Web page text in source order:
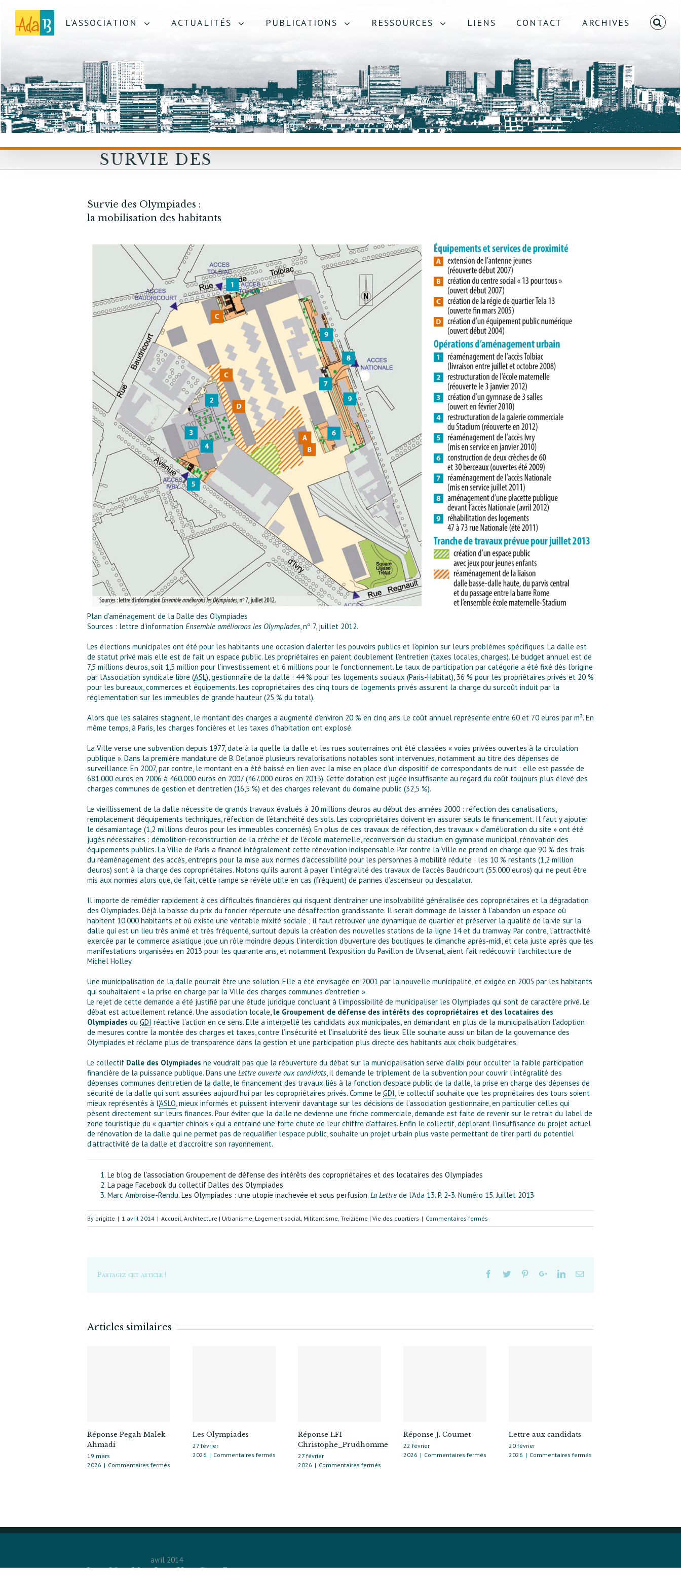
L’ASSOCIATION ACTUALITÉS PUBLICATIONS RESSOURCES LIENS CONTACT ARCHIVES
SURVIE DES
LA MOBILISATION DES
HABITANTS
Survie des Olympiades :
la mobilisation des habitants
Plan d’aménagement de la Dalle des Olympiades
Sources : lettre d’information Ensemble améliorons les Olympiades , nº 7, juillet 2012.
Les élections municipales ont été pour les habitants une occasion d’alerter les pouvoirs publics et l’opinion sur leurs problèmes spécifiques. La dalle est
de statut privé mais elle est de fait un espace public. Les propriétaires en paient doublement l’entretien (taxes locales, charges). Le budget annuel est de
7,5 millions d’euros, soit 1,5 million pour l’investissement et 6 millions pour le fonctionnement. Le taux de participation par catégorie a été fixé dès l’origine
par l’Association syndicale libre (ASL), gestionnaire de la dalle : 44 % pour les logements sociaux (Paris-Habitat), 36 % pour les propriétaires privés et 20 %
pour les bureaux, commerces et équipements. Les copropriétaires des cinq tours de logements privés assurent la charge du surcoût induit par la
réglementation sur les immeubles de grande hauteur (25 % du total).
Alors que les salaires stagnent, le montant des charges a augmenté d’environ 20 % en cinq ans. Le coût annuel représente entre 60 et 70 euros par m². En
même temps, à Paris, les charges foncières et les taxes d’habitation ont explosé.
La Ville verse une subvention depuis 1977, date à la quelle la dalle et les rues souterraines ont été classées « voies privées ouvertes à la circulation
publique ». Dans la première mandature de B. Delanoë plusieurs revalorisations notables sont intervenues, notamment au titre des dépenses de
surveillance. En 2007, par contre, le montant en a été baissé en lien avec la mise en place d’un dispositif de correspondants de nuit : elle est passée de
681.000 euros en 2006 à 460.000 euros en 2007 (467.000 euros en 2013). Cette dotation est jugée insuffisante au regard du coût toujours plus élevé des
charges communes de gestion et d’entretien (16,5 %) et des charges relevant du domaine public (32,5 %).
Le vieillissement de la dalle nécessite de grands travaux évalués à 20 millions d’euros au début des années 2000 : réfection des canalisations,
remplacement d’équipements techniques, réfection de l’étanchéité des sols. Les copropriétaires doivent en assurer seuls le financement. Il faut y ajouter
le désamiantage (1,2 millions d’euros pour les immeubles concernés). En plus de ces travaux de réfection, des travaux « d’amélioration du site » ont été
jugés nécessaires : démolition-reconstruction de la crèche et de l’école maternelle, reconversion du stadium en gymnase municipal, rénovation des
équipements publics. La Ville de Paris a financé intégralement cette rénovation indispensable. Par contre la Ville ne prend en charge que 90 % des frais
du réaménagement des accès, entrepris pour la mise aux normes d’accessibilité pour les personnes à mobilité réduite : les 10 % restants (1,2 million
d’euros) sont à la charge des copropriétaires. Notons qu’ils auront à payer l’intégralité des travaux de l’accès Baudricourt (55.000 euros) qui ne peut être
mis aux normes alors que, de fait, cette rampe se révèle utile en cas (fréquent) de pannes d’ascenseur ou d’escalator.
Il importe de remédier rapidement à ces difficultés financières qui risquent d’entrainer une insolvabilité généralisée des copropriétaires et la dégradation
des Olympiades. Déjà la baisse du prix du foncier répercute une désaffection grandissante. Il serait dommage de laisser à l’abandon un espace où
habitent 10.000 habitants et où existe une véritable mixité sociale ; il faut retrouver une dynamique de quartier et préserver la qualité de la vie sur la
dalle qui est un lieu très animé et très fréquenté, surtout depuis la création des nouvelles stations de la ligne 14 et du tramway. Par contre, l’attractivité
exercée par le commerce asiatique joue un rôle moindre depuis l‘interdiction d’ouverture des boutiques le dimanche après-midi, et cela juste après que les
manifestations organisées en 2013 pour les quarante ans, et notamment l’exposition du Pavillon de l’Arsenal, aient fait redécouvrir l’architecture de
Michel Holley.
Une municipalisation de la dalle pourrait être une solution. Elle a été envisagée en 2001 par la nouvelle municipalité, et exigée en 2005 par les habitants
qui souhaitaient « la prise en charge par la Ville des charges communes d’entretien ».
Le rejet de cette demande a été justifié par une étude juridique concluant à l’impossibilité de municipaliser les Olympiades qui sont de caractère privé. Le
débat est actuellement relancé. Une association locale, le Groupement de défense des intérêts des copropriétaires et des locataires des
Olympiades ou GDI réactive l’action en ce sens. Elle a interpellé les candidats aux municipales, en demandant en plus de la municipalisation l’adoption
de mesures contre la montée des charges et taxes, contre l’insécurité et l’insalubrité des lieux. Elle souhaite aussi un bilan de la gouvernance des
Olympiades et réclame plus de transparence dans la gestion et une participation plus directe des habitants aux choix budgétaires.
Le collectif Dalle des Olympiades ne voudrait pas que la réouverture du débat sur la municipalisation serve d’alibi pour occulter la faible participation
financière de la puissance publique. Dans une Lettre ouverte aux candidats , il demande le triplement de la subvention pour couvrir l’intégralité des
dépenses communes d’entretien de la dalle, le financement des travaux liés à la fonction d’espace public de la dalle, la prise en charge des dépenses de
sécurité de la dalle qui sont assurées aujourd’hui par les copropriétaires privés. Comme le GDI , le collectif souhaite que les propriétaires des tours soient
mieux représentés à l’ASLO , mieux informés et puissent intervenir davantage sur les décisions de l’association gestionnaire, en particulier celles qui
pèsent directement sur leurs finances. Pour éviter que la dalle ne devienne une friche commerciale, demande est faite de revenir sur le retrait du label de
zone touristique du « quartier chinois » qui a entrainé une forte chute de leur chiffre d’affaires. Enfin le collectif, déplorant l’insuffisance du projet actuel
de rénovation de la dalle qui ne permet pas de requalifier l’espace public, souhaite un projet urbain plus vaste permettant de tirer parti du potentiel
d’attractivité de la dalle et d’accroître son rayonnement.
Le blog de l’association Groupement de défense des intérêts des copropriétaires et des locataires des Olympiades
La page Facebook du collectif Dalles des Olympiades
Marc Ambroise-Rendu. Les Olympiades : une utopie inachevée et sous perfusion. La Lettre de l’Ada 13. P. 2-3. Numéro 15. Juillet 2013
By brigitte | 1 avril 2014 | Accueil Architecture | Urbanisme Logement social Militantisme Treizième | Vie des quartiers | Commentaires fermés
Survie
mobilisation
des
Partagez cet article !
Articles similaires
Réponse Pegah Malek-
Ahmadi
19 mars
2026 | Commentaires fermés
Les Olympiades
27 février
2026 | Commentaires fermés
Réponse LFI
Christophe_Prudhomme
27 février
2026 | Commentaires fermés
Réponse J. Coumet
22 février
2026 | Commentaires fermés
Lettre aux candidats
20 février
2026 | Commentaires fermés
avril 2014
L
M M J V S
D